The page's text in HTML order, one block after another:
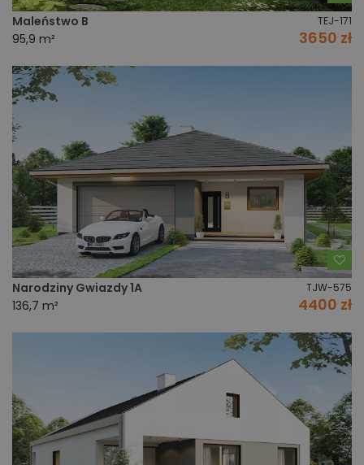
Maleństwo B TEJ-171
95,9 m² 3650 zł
Narodziny Gwiazdy 1A TJW-575
136,7 m² 4400 zł